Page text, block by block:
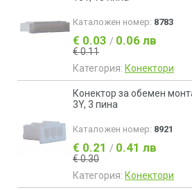
Каталожен номер: 8783
€ 0.03 / 0.06 лв
€ 0.11
Категория: Конектори
Конектор за обемен
3Y, 3 пина
Каталожен номер: 8921
€ 0.21 / 0.41 лв
€ 0.30
Категория: Конектори